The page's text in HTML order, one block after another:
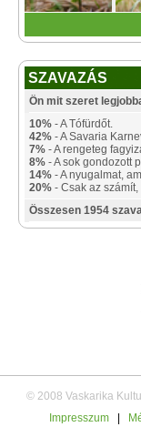
SZAVAZÁS
Ön mit szeret
10% - A Tófürdőt.
42% - A Savaria
7% - A rengeteg
8% - A sok gondozott
14% - A nyugalmat,
20% - Csak az
Összesen 1954
© 2008 Vaskarika
Impresszum